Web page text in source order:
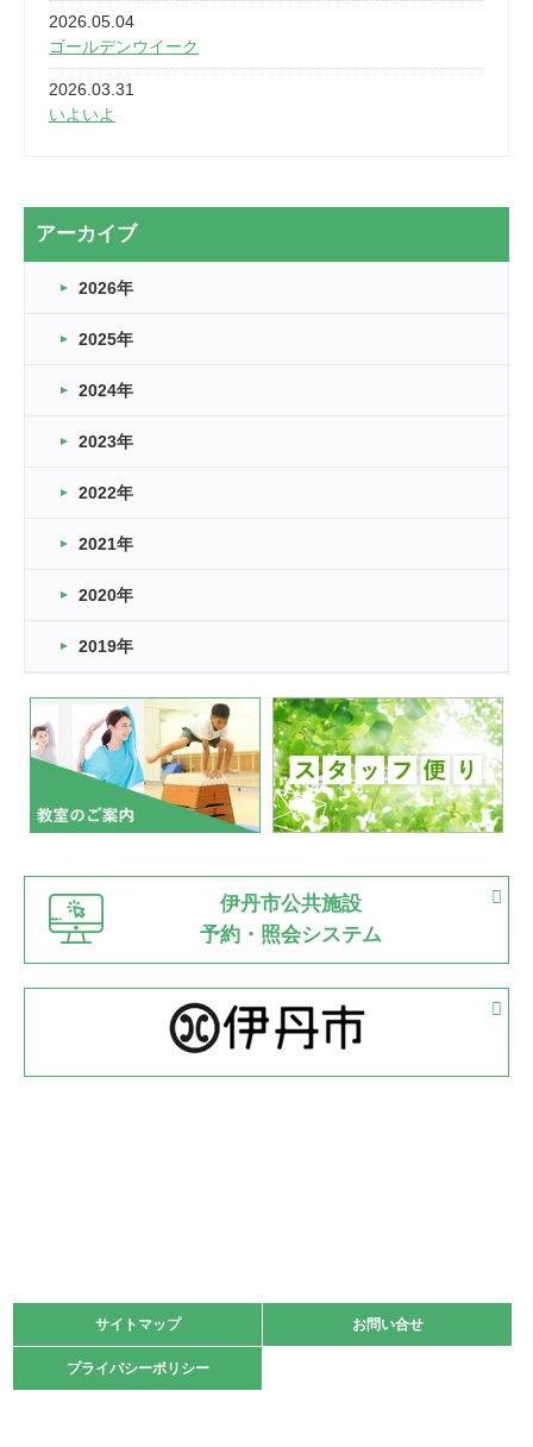
2026.05.04
ゴールデンウイーク
2026.03.31
いよいよ
2026.03.20
なぎなた
2026.03.16
車いすバスケとRくんのお話
2026.03.14
卒業・卒園の季節★
2026.03.11
緑ケ丘体育館
2022.11.03
緑ケ丘体育館
いたっぼーる大会☆彡
緑ケ丘体育館
2022.07.03
市内総合体育大会が開始
緑ケ丘体育館 猪名川運動広場
古池運動広場
2022.06.12
県知事杯争奪バレーボール大会が開催
2022.05.05
体育協会長杯 バドミントン競技の部
2022.05.22
緑ケ丘体育館
2021.10.23
卓球選手権大会ラージボールの部開催☆
アーカイブ
2026年
2025年
2024年
2023年
2022年
2021年
2020年
2019年
伊丹市公共施設
予約・照会システム
サイトマップ お問い合せ
プライバシーポリシー
サイトマップ お問い合せ
プライバシーポリシー